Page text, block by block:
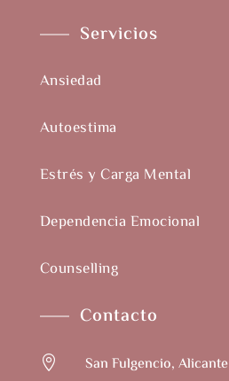
Servicios
Ansiedad
Autoestima
Estrés y Carga Mental
Dependencia Emocional
Counselling
Contacto
 San Fulgencio, Alicante